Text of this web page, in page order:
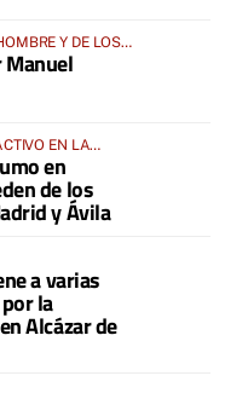
Y DE LOS
Manuel
EN LA
en
de los
y Ávila
a varias
la
Alcázar de